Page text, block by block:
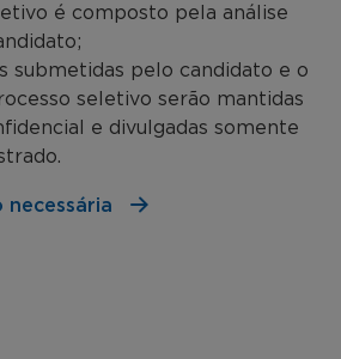
é composto pela análise
submetidas pelo candidato e o
seletivo serão mantidas
e divulgadas somente
necessária